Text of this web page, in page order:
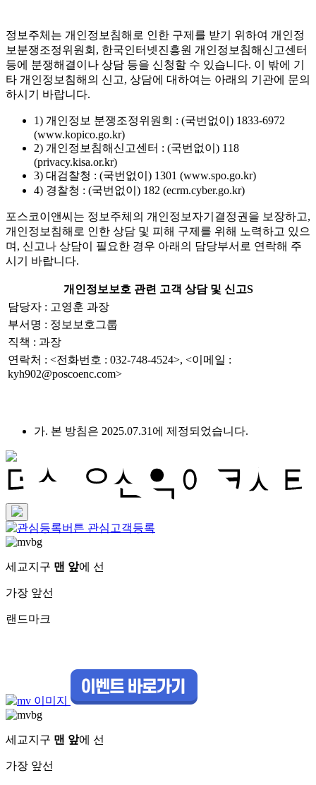
정보주체는 개인정보침해로 인한 구제를 받기 위하여 개인정
보분쟁조정위원회, 한국인터넷진흥원 개인정보침해신고센터
등에 분쟁해결이나 상담 등을 신청할 수 있습니다. 이 밖에 기
타 개인정보침해의 신고, 상담에 대하여는 아래의 기관에 문의
하시기 바랍니다.
1) 개인정보 분쟁조정위원회 : (국번없이) 1833-6972
(www.kopico.go.kr)
2) 개인정보침해신고센터 : (국번없이) 118
(privacy.kisa.or.kr)
3) 대검찰청 : (국번없이) 1301 (www.spo.go.kr)
4) 경찰청 : (국번없이) 182 (ecrm.cyber.go.kr)
포스코이앤씨는 정보주체의 개인정보자기결정권을 보장하고,
개인정보침해로 인한 상담 및 피해 구제를 위해 노력하고 있으
며, 신고나 상담이 필요한 경우 아래의 담당부서로 연락해 주
시기 바랍니다.
개인정보보호 관련 고객 상담 및 신고S
담당자 : 고영훈 과장
부서명 : 정보보호그룹
직책 : 과장
연락처 : <전화번호 : 032-748-4524>, <이메일 :
kyh902@poscoenc.com>
가. 본 방침은 2025.07.31에 제정되었습니다.
관심고객등록
세교지구 맨 앞에 선
가장 앞선
랜드마크
세교지구 맨 앞에 선
가장 앞선